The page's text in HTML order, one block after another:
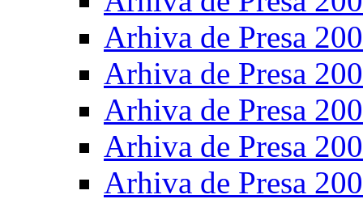
Arhiva de Presa
Arhiva de Presa
Arhiva de Presa
Arhiva de Presa
Arhiva de Presa